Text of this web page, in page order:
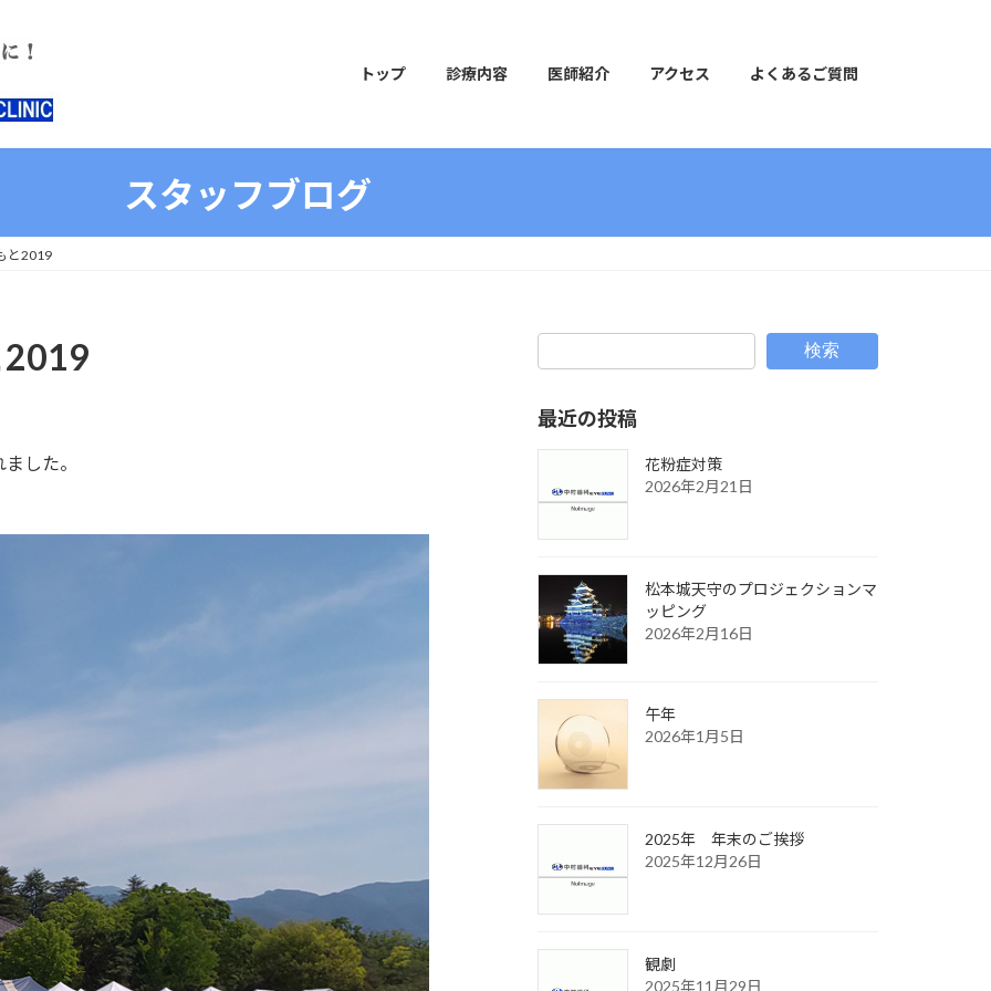
トップ 診療内容 医師紹介 アクセス よくあるご質問
スタッフブログ
と2019
した。
検索
最近の投稿
花粉症対策
2026年2月21日
松本城天守のプロジェクションマ
ッピング
2026年2月16日
午年
2026年1月5日
2025年 年末のご挨拶
2025年12月26日
観劇
2025年11月29日